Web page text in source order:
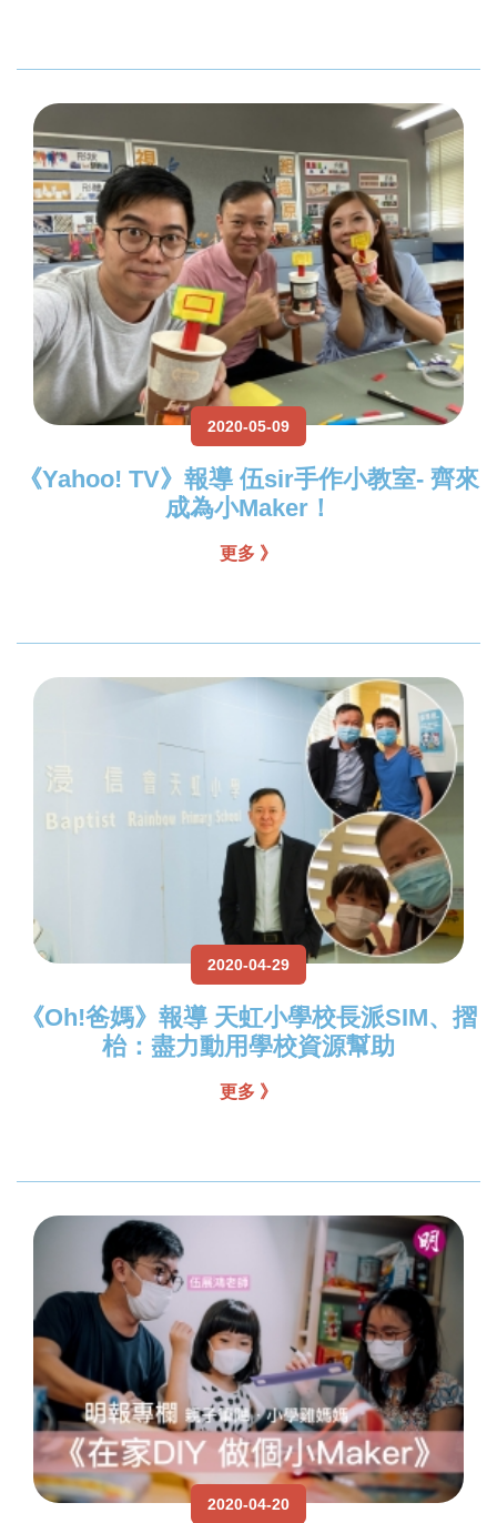
2020-05-09
《Yahoo! TV》報導 伍sir手作小教室- 齊來
成為小Maker！
更多 》
2020-04-29
《Oh!爸媽》報導 天虹小學校長派SIM、摺
枱：盡力動用學校資源幫助
更多 》
2020-04-20